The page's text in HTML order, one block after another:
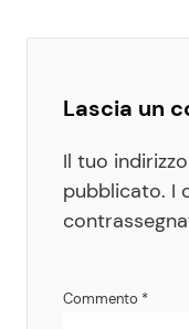
Lascia un
Il tuo
pubblicato. I
Commento *